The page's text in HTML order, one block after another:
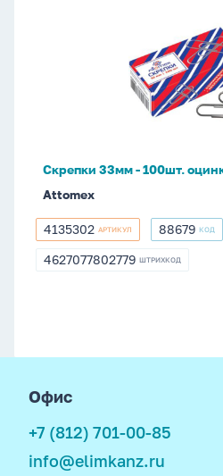
оцинкованные,
Скрепки 33мм - 100шт.
Attomex
4135302
4135302 АРТИКУЛ 88679
88679 КОД
4627077802779
4627077802779 ШТРИХКОД
Офис
+7 (812) 701-00-85
info@elimkanz.ru